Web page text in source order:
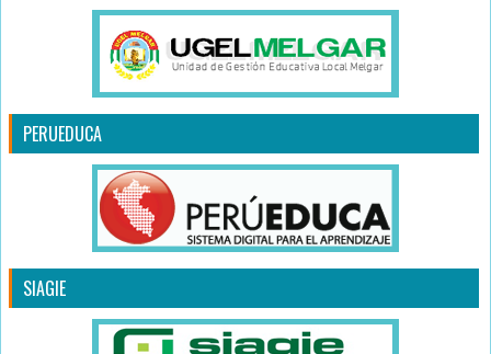
PERUEDUCA
SIAGIE